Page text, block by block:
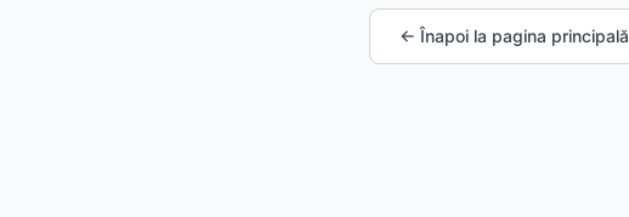
← Înapoi la pagina principală